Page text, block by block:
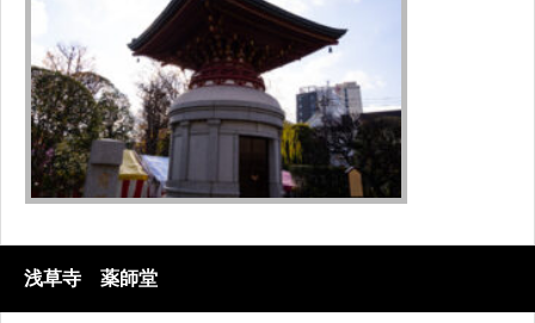
浅草寺 薬師堂